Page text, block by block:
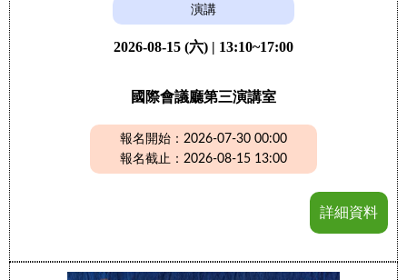
演講
2026-08-15 (六) | 13:10~17:00
國際會議廳第三演講室
報名開始：2026-07-30 00:00
報名截止：2026-08-15 13:00
詳細資料